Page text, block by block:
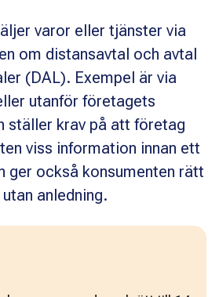
varor eller tjänster via
om distansavtal och avtal
(DAL). Exempel är via
utanför företagets
ställer krav på att företag
viss information innan ett
ger också konsumenten rätt
anledning.